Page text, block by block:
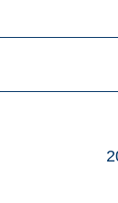
展示のお申